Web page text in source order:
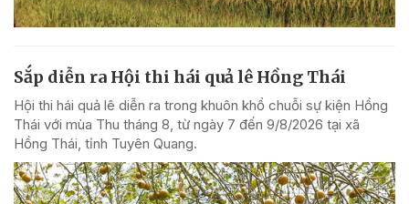
Sắp diễn ra Hội thi hái quả lê Hồng Thái
Hội thi hái quả lê diễn ra trong khuôn khổ chuỗi sự kiện Hồng
Thái với mùa Thu tháng 8, từ ngày 7 đến 9/8/2026 tại xã
Hồng Thái, tỉnh Tuyên Quang.